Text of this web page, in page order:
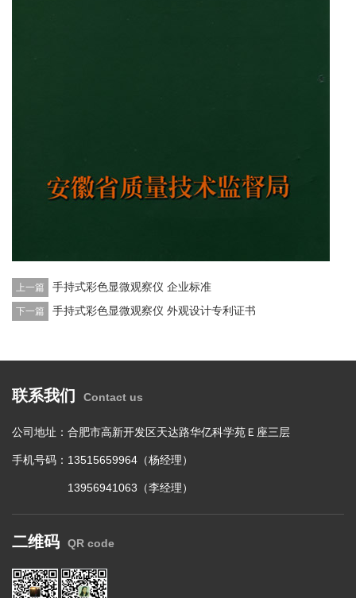
上一篇 手持式彩色显微观察仪 企业标准
下一篇 手持式彩色显微观察仪 外观设计专利证书
联系我们 Contact us
公司地址：合肥市高新开发区天达路华亿科学苑Ｅ座三层
手机号码：13515659964（杨经理）
13956941063（李经理）
二维码 QR code